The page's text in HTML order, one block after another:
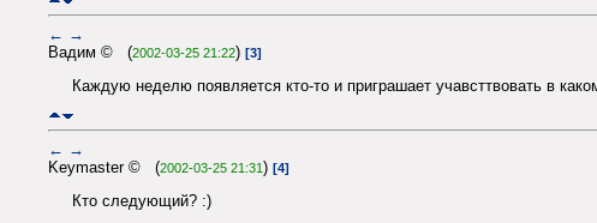
← →
Вадим © (2002-03-25 21:22) [3]
Каждую неделю появляется кто-то и приграшает учавсттвовать в
← →
Keymaster © (2002-03-25 21:31) [4]
Кто следующий? :)